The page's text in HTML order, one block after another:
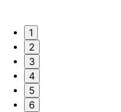
1
2
3
4
5
6